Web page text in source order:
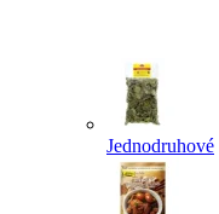
Jednodruhové